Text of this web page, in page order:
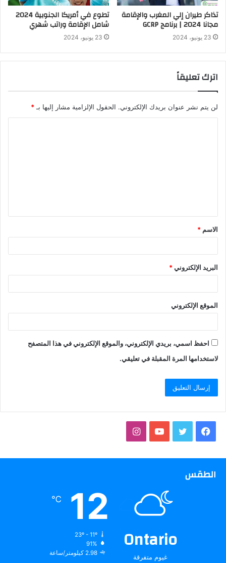
تذاكر طيران إلي المغرب والإقامة
مجانا 2024 | برنامج GCRP
23 يونيو، 2024
تطوع في أمريكا الجنوبية 2024
شامل الإقامة وراتب شهري
23 يونيو، 2024
اترك تعليقاً
لن يتم نشر عنوان بريدك الإلكتروني. الحقول الإلزامية مشار إليها بـ *
الاسم *
البريد الإلكتروني*
الموقع الإلكتروني
احفظ اسمي، بريدي الإلكتروني، والموقع الإلكتروني في هذا المتصفح
لاستخدامها المرة المقبلة في تعليقي.
فيسبوك تويتر يوتيوبانستقرام
الطقس
Ontario
غيوم متفرقة
12
℃
23º - 11º
91%
2.98 كيلومتر/ساعة